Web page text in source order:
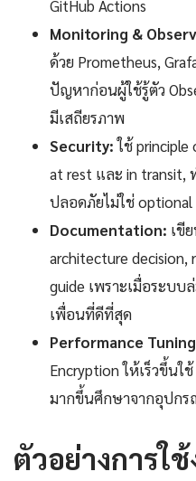
GitHub Actions
Monitoring &
ด้วย Prometheus,
ปัญหาก่อนผู้ใช้รู้ตัว
มีเสถียรภาพ
Security:ใช้ principle
at rest และ in transit,
ปลอดภัยไม่ใช่
Documentation: เขี
architecture
guide เพราะเมื่อระบ
เพื่อนที่ดีที่สุด
Performance
Encryption ให้เร็วขึ้นใ
มากขึ้นศึกษาจากอุปก
ตัวอย่างการใ